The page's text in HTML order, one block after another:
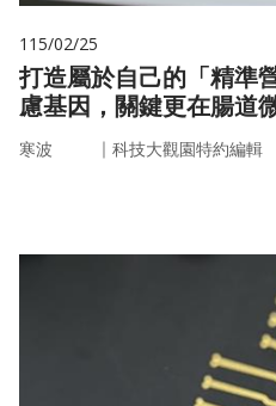
115/02/25
打造屬於自己的「精準
慮基因，關鍵更在腸道
寒波 ｜ 科技大觀園特約編輯